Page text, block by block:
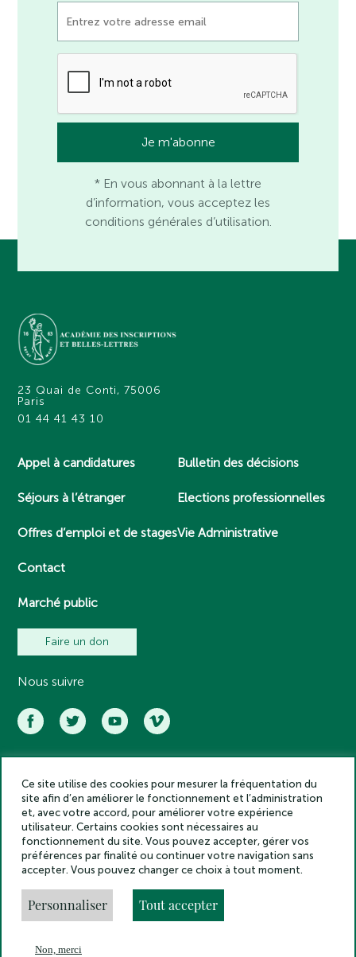
* En vous abonnant à la lettre
d’information, vous acceptez les
conditions générales d’utilisation.
23 Quai de Conti, 75006
Paris
01 44 41 43 10
Appel à candidatures
Séjours à l’étranger
Offres d’emploi et de stages
Contact
Marché public
Bulletin des décisions
Elections professionnelles
Vie Administrative
Faire un don
Nous suivre
Académie des inscriptions et belles lettres – Tous droits réservés
2025
Politique de confidentialité
Mentions légales
Crédits
Gestion des cookies
Made by
Ce site utilise des cookies pour mesurer la fréquentation du
site afin d’en améliorer le fonctionnement et l’administration
et, avec votre accord, pour améliorer votre expérience
utilisateur. Certains cookies sont nécessaires au
fonctionnement du site. Vous pouvez accepter, gérer vos
préférences par finalité ou continuer votre navigation sans
accepter. Vous pouvez changer ce choix à tout moment.
Personnaliser Tout accepter
Non, merci